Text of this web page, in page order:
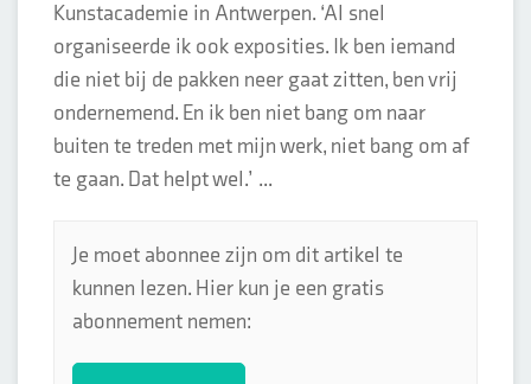
Kunstacademie in Antwerpen. ‘Al snel
organiseerde ik ook exposities. Ik ben iemand
die niet bij de pakken neer gaat zitten, ben vrij
ondernemend. En ik ben niet bang om naar
buiten te treden met mijn werk, niet bang om af
te gaan. Dat helpt wel.’ ...
Je moet abonnee zijn om dit artikel te
kunnen lezen. Hier kun je een gratis
abonnement nemen: